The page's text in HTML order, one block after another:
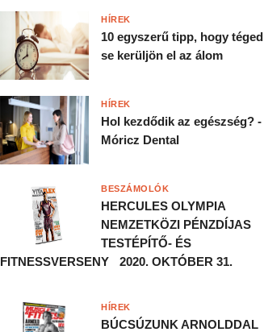
10 egyszerű tipp, hogy téged
se kerüljön el az álom
HÍREK
Hol kezdődik az egészség? -
Móricz Dental
HÍREK
HERCULES OLYMPIA
NEMZETKÖZI PÉNZDÍJAS
TESTÉPÍTŐ- ÉS
FITNESSVERSENY 2020. OKTÓBER 31.
BESZÁMOLÓK
BÚCSÚZUNK ARNOLDDAL
HÍREK